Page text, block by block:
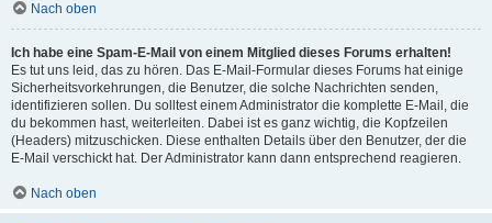
Nach oben
Ich habe eine Spam-E-Mail von einem Mitglied dieses Forums erhalten!
Es tut uns leid, das zu hören. Das E-Mail-Formular dieses Forums hat einige
Sicherheitsvorkehrungen, die Benutzer, die solche Nachrichten senden,
identifizieren sollen. Du solltest einem Administrator die komplette E-Mail, die
du bekommen hast, weiterleiten. Dabei ist es ganz wichtig, die Kopfzeilen
(Headers) mitzuschicken. Diese enthalten Details über den Benutzer, der die
E-Mail verschickt hat. Der Administrator kann dann entsprechend reagieren.
Nach oben